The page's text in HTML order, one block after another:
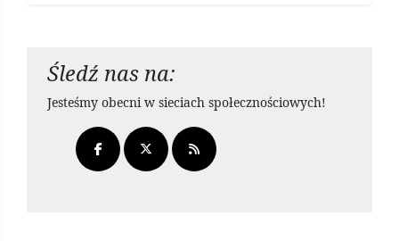
Śledź nas na:
Jesteśmy obecni w sieciach społecznościowych!